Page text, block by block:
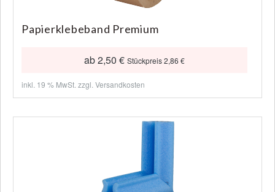
Papierklebeband Premium
ab 2,50 € Stückpreis 2,86 €
inkl. 19 % MwSt. zzgl. Versandkosten